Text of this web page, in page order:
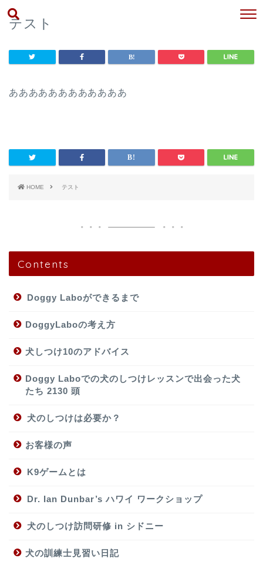
テスト
ああああああああああああ
HOME テスト
Contents
Doggy Laboができるまで
DoggyLaboの考え方
犬しつけ10のアドバイス
Doggy Laboでの犬のしつけレッスンで出会った犬
たち 2130 頭
犬のしつけは必要か？
お客様の声
K9ゲームとは
Dr. Ian Dunbar’s ハワイ ワークショップ
犬のしつけ訪問研修 in シドニー
犬の訓練士見習い日記